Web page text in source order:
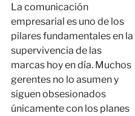
La comunicación
empresarial es uno de los
pilares fundamentales en la
supervivencia de las
marcas hoy en día. Muchos
gerentes no lo asumen y
siguen obsesionados
únicamente con los planes